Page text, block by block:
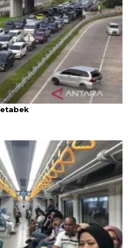
maksimalkan WFA atur